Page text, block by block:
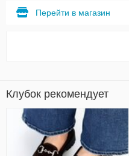
Перейти в магазин
Клубок рекомендует